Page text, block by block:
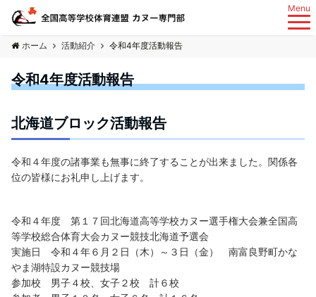
Menu
ホーム 活動紹介 令和4年度活動報告
令和4年度活動報告
北海道ブロック活動報告
令和４年度の諸事業も無事に終了することが出来ました。関係各
位の皆様にお礼申し上げます。
令和４年度 第１７回北海道高等学校カヌー選手権大会兼全国高
等学校総合体育大会カヌー競技北海道予選会
実施日 令和４年６月２日（木）～３日（金） 南富良野町かな
やま湖特設カヌー競技場
参加校 男子４校、女子２校 計６校